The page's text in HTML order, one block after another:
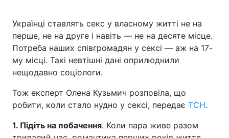
Українці ставлять секс у власному житті не на
перше, не на друге і навіть — не на десяте місце.
Потреба наших співгромадян у сексі — аж на 17-
му місці. Такі невтішні дані оприлюднили
нещодавно соціологи.
Тож експерт Олена Кузьмич розповіла, що
робити, коли стало нудно у сексі, передає ТСН.
1. Підіть на побачення. Коли пара живе разом